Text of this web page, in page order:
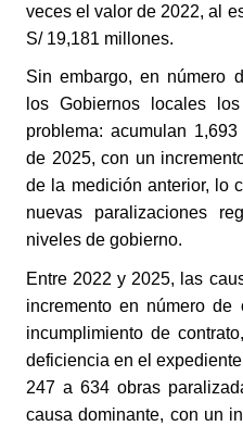
veces el valor de 2022, al
S/ 19,181 millones.
Sin embargo, en número
los Gobiernos locales
problema: acumulan
de 2025, con un
de la medición anterior, lo
nuevas paralizaciones
niveles de gobierno.
Entre 2022 y 2025, las
incremento en número de
incumplimiento de
deficiencia en el
247 a 634 obras
causa dominante, con un